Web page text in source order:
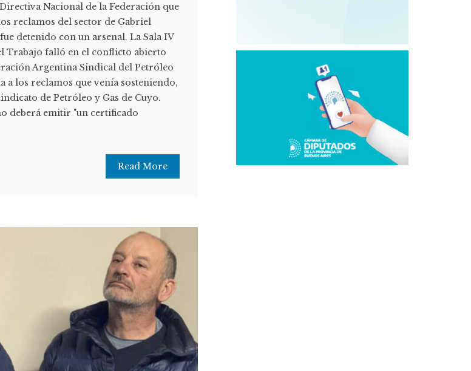
Nacional de la Federación que
reclamos del sector de Gabriel
detenido con un arsenal. La Sala IV
Trabajo falló en el conflicto abierto
Argentina Sindical del Petróleo
a los reclamos que venía sosteniendo,
de Petróleo y Gas de Cuyo.
deberá emitir "un certificado
Read More